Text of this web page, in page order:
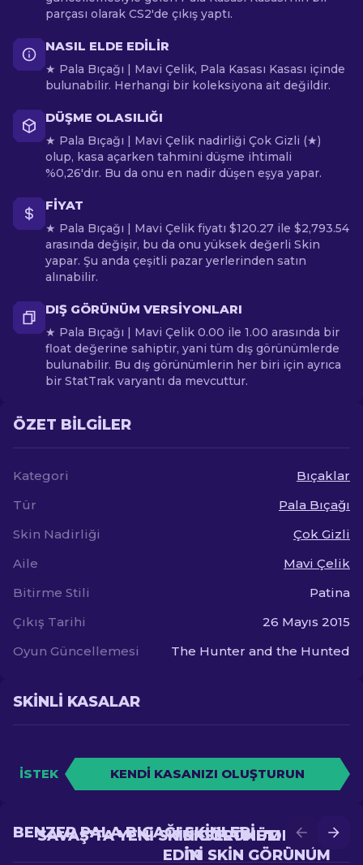
parçası olarak CS2'de çıkış yaptı.
NASIL ELDE EDILIR
★ Pala Bıçağı | Mavi Çelik, Pala Kasası Kasası içinde
bulunabilir. Herhangi bir koleksiyona ait değildir.
DÜŞME OLASILIĞI
★ Pala Bıçağı | Mavi Çelik nadirliği Çok Gizli (★)
olup, kasa açarken tahmini düşme ihtimali
%0,26'dır. Bu da onu en nadir düşen eşya yapar.
FIYAT
★ Pala Bıçağı | Mavi Çelik fiyatı $120.27 ile $2,793.54
arasında değişir, bu da onu yüksek değerli Skin
yapar. Şu anda çeşitli pazar yerlerinden satın
alınabilir.
DIŞ GÖRÜNÜM VERSIYONLARI
★ Pala Bıçağı | Mavi Çelik 0.00 ile 1.00 arasında bir
float değerine sahiptir, yani tüm dış görünümlerde
bulunabilir. Bu dış görünümlerin her biri için ayrıca
bir StatTrak varyantı da mevcuttur.
ÖZET BILGILER
Kategori
Bıçaklar
Tür
Pala Bıçağı
Skin Nadirliği
Çok Gizli
Aile
Mavi Çelik
Bitirme Stili
Patina
Çıkış Tarihi
26 Mayıs 2015
Oyun Güncellemesi
The Hunter and the Hunted
SKINLI KASALAR
İSTEK KENDI KASANIZI OLUŞTURUN
YÜKSELTME'DE DAHA
IYI SKIN GÖRÜNÜM
SAVAŞ'TA YENI SKIN GÖRÜNÜM ELDE
EDIN
BENZER PALA BIÇAĞI SKINLERI